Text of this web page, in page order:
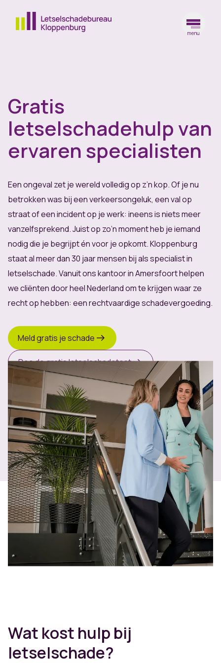
menu
Gratis
letselschadehulp van
ervaren specialisten
Een ongeval zet je wereld volledig op z’n kop. Of je nu
betrokken was bij een verkeersongeluk, een val op
straat of een incident op je werk: ineens is niets meer
vanzelfsprekend. Juist op zo’n moment heb je iemand
nodig die je begrijpt én voor je opkomt. Kloppenburg
staat al meer dan 30 jaar mensen bij als specialist in
letselschade. Vanuit ons kantoor in Amersfoort helpen
we cliënten door heel Nederland om te krijgen waar ze
recht op hebben: een rechtvaardige schadevergoeding.
Meld gratis je schade
Doe de gratis letselschadetest
Wat kost hulp bij
letselschade?